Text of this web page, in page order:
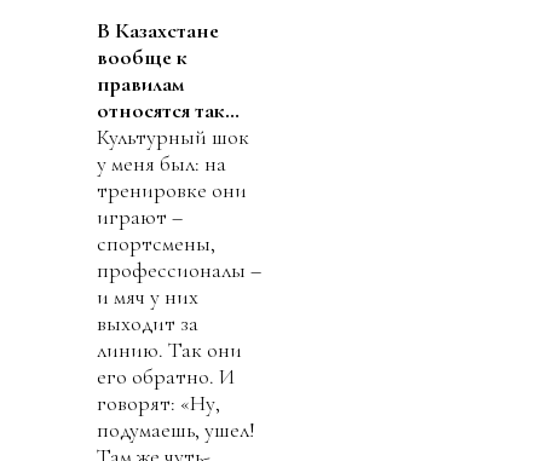
В Казахстане
вообще к
правилам
относятся так…
Культурный шок
у меня был: на
тренировке они
играют –
спортсмены,
профессионалы –
и мяч у них
выходит за
линию. Так они
его обратно. И
говорят: «Ну,
подумаешь, ушел!